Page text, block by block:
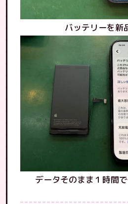
バッテリーを新
データそのまま１時間